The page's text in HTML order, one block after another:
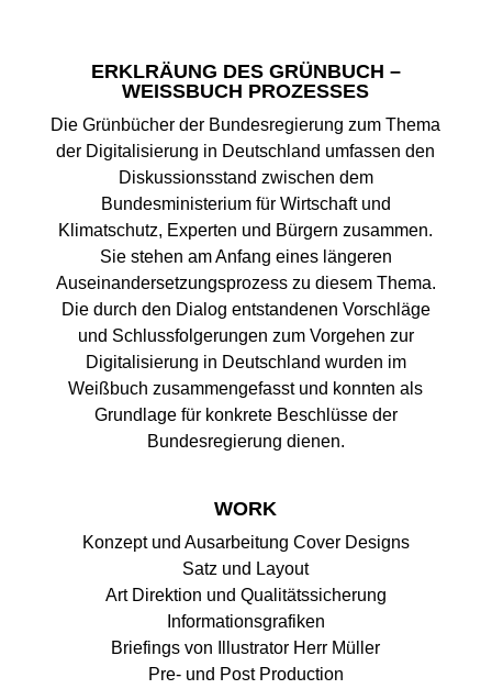
ERKLRÄUNG DES GRÜNBUCH –
WEISSBUCH PROZESSES
Die Grünbücher der Bundesregierung zum Thema
der Digitalisierung in Deutschland umfassen den
Diskussionsstand zwischen dem
Bundesministerium für Wirtschaft und
Klimatschutz, Experten und Bürgern zusammen.
Sie stehen am Anfang eines längeren
Auseinandersetzungsprozess zu diesem Thema.
Die durch den Dialog entstandenen Vorschläge
und Schlussfolgerungen zum Vorgehen zur
Digitalisierung in Deutschland wurden im
Weißbuch zusammengefasst und konnten als
Grundlage für konkrete Beschlüsse der
Bundesregierung dienen.
WORK
Konzept und Ausarbeitung Cover Designs
Satz und Layout
Art Direktion und Qualitätssicherung
Informationsgrafiken
Briefings von Illustrator Herr Müller
Pre- und Post Production